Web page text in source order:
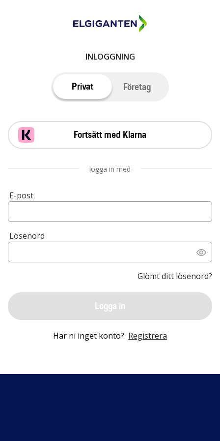
INLOGGNING
Privat Företag
Fortsätt med Klarna
logga in med
E-post
Lösenord
Glömt ditt lösenord?
Logga in
Har ni inget konto? Registrera